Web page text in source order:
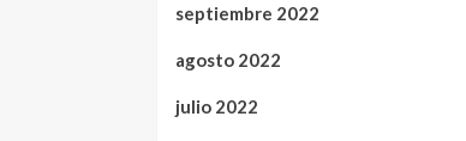
septiembre 2022
agosto 2022
julio 2022